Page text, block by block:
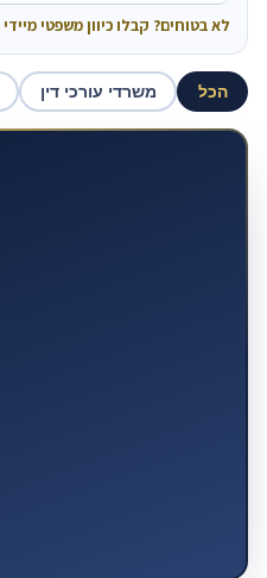
לא בטוחים? קבלו כיוון משפטי מיידי
הכל משרדי עורכי דין